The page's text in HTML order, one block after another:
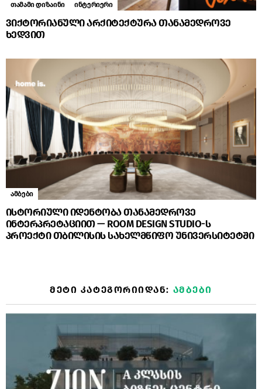
თამამი დიზაინი ინტერიერი
ვიქტორიანული არქიტექტურა თანამედროვე
ხედვით
ამბები
ისტორიული იდენტობა თანამედროვე
ინტერპრეტაციით — ROOM DESIGN STUDIO-ს
პროექტი თბილისის სახელმწიფო უნივერსიტეტში
ᲛᲔᲢᲘ ᲙᲐᲢᲔᲒᲝᲠᲘᲘᲓᲐᲜ: ᲐᲛᲑᲔᲑᲘ